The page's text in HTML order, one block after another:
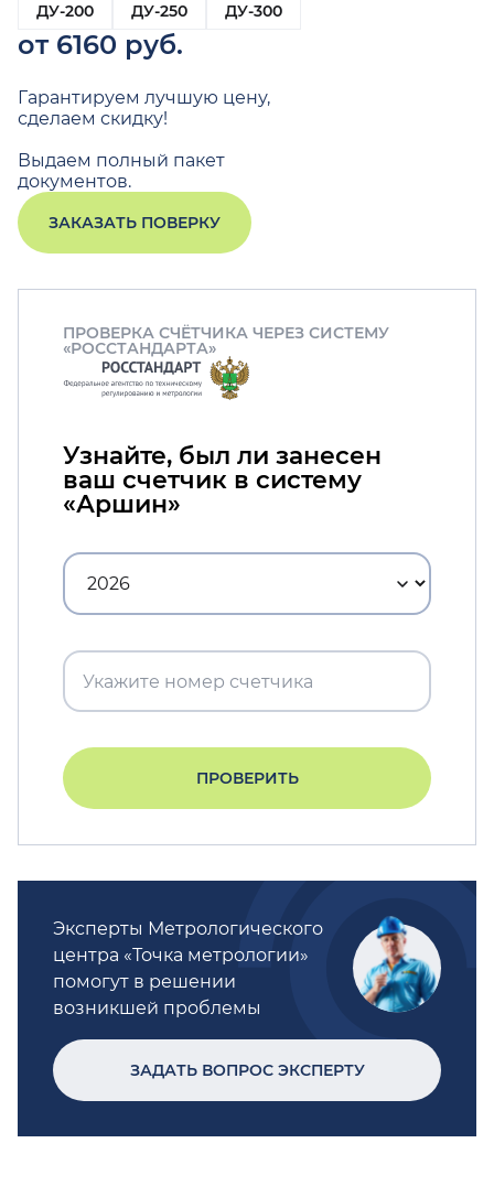
ДУ-200
ДУ-250 ДУ-300
от 6160 руб.
Гарантируем лучшую цену,
сделаем скидку!
Выдаем полный пакет
документов.
ЗАКАЗАТЬ ПОВЕРКУ
ПРОВЕРКА СЧЁТЧИКА ЧЕРЕЗ СИСТЕМУ
«РОССТАНДАРТА»
Узнайте, был ли занесен
ваш счетчик в систему
«Аршин»
ПРОВЕРИТЬ
Эксперты Метрологического
центра «Точка метрологии»
помогут в решении
возникшей проблемы
ЗАДАТЬ ВОПРОС ЭКСПЕРТУ